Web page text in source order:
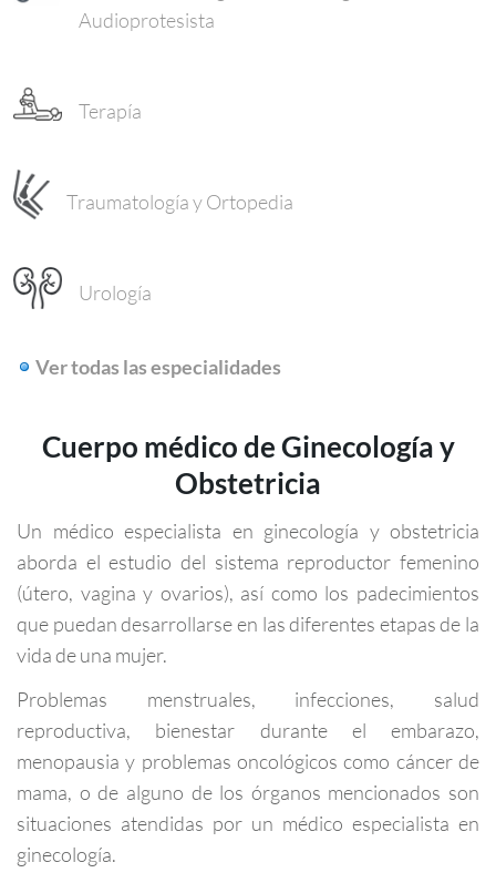
Audioprotesista
Terapía
Traumatología y Ortopedia
Urología
Ver todas las especialidades
Cuerpo médico de Ginecología y
Obstetricia
Un médico especialista en ginecología y obstetricia
aborda el estudio del sistema reproductor femenino
(útero, vagina y ovarios), así como los padecimientos
que puedan desarrollarse en las diferentes etapas de la
vida de una mujer.
Problemas menstruales, infecciones, salud
reproductiva, bienestar durante el embarazo,
menopausia y problemas oncológicos como cáncer de
mama, o de alguno de los órganos mencionados son
situaciones atendidas por un médico especialista en
ginecología.